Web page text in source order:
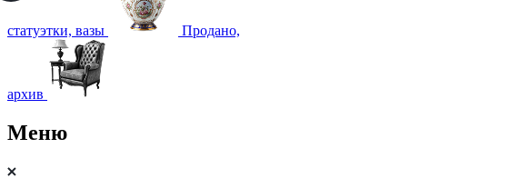
статуэтки, вазы Продано,
архив
Меню